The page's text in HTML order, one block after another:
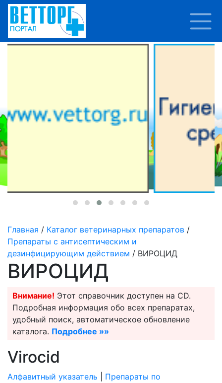
Главная / Каталог ветеринарных препаратов /
Препараты с антисептическим и
дезинфицирующим действием / ВИРОЦИД
ВИРОЦИД
Внимание! Этот справочник доступен на CD.
Подробная информация обо всех препаратах,
удобный поиск, автоматическое обновление
каталога. Подробнее »»
Virocid
Алфавитный указатель
Препараты по